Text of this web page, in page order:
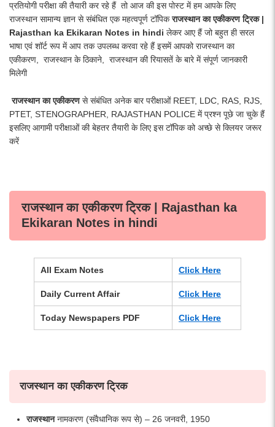
प्रतियोगी परीक्षा की तैयारी कर रहे हैं तो आज की इस पोस्ट में हम आपके लिए
राजस्थान सामान्य ज्ञान से संबंधित एक महत्वपूर्ण टॉपिकराजस्थान का एकीकरण ट्रिक |
Rajasthan ka Ekikaran Notes in hindi लेकर आए हैं जो बहुत ही सरल
भाषा एवं शॉर्ट रूप में आप तक उपलब्ध करवा रहे हैं इसमें आपको राजस्थान का
एकीकरण, राजस्थान के ठिकाने, राजस्थान की रियासतें के बारे में संपूर्ण जानकारी
मिलेगी
राजस्थान का एकीकरणसे संबंधित अनेक बार परीक्षाओं REET, LDC, RAS, RJS,
PTET, STENOGRAPHER, RAJASTHAN POLICE में प्रश्न पूछे जा चुके हैं
इसलिए आगामी परीक्षाओं की बेहतर तैयारी के लिए इस टॉपिक को अच्छे से क्लियर जरूर
करें
राजस्थान का एकीकरण ट्रिक | Rajasthan ka
Ekikaran Notes in hindi
All Exam Notes Click Here
Daily Current Affair Click Here
Today Newspapers PDF Click Here
राजस्थान का एकीकरण ट्रिक
राजस्थाननामकरण (संवैधानिक रूप से) – 26 जनवरी, 1950